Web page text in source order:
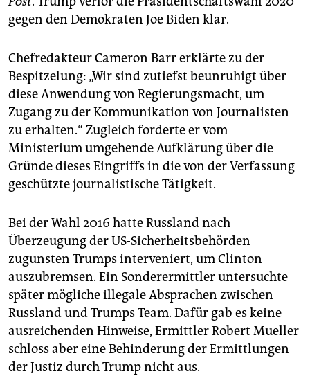
gegen den Demokraten Joe Biden klar.
Chefredakteur Cameron Barr erklärte zu der
Bespitzelung: „Wir sind zutiefst beunruhigt über
diese Anwendung von Regierungsmacht, um
Zugang zu der Kommunikation von Journalisten
zu erhalten.“ Zugleich forderte er vom
Ministerium umgehende Aufklärung über die
Gründe dieses Eingriffs in die von der Verfassung
geschützte journalistische Tätigkeit.
Bei der Wahl 2016 hatte Russland nach
Überzeugung der US-Sicherheitsbehörden
zugunsten Trumps interveniert, um Clinton
auszubremsen. Ein Sonderermittler untersuchte
später mögliche illegale Absprachen zwischen
Russland und Trumps Team. Dafür gab es keine
ausreichenden Hinweise, Ermittler Robert Mueller
schloss aber eine Behinderung der Ermittlungen
der Justiz durch Trump nicht aus.